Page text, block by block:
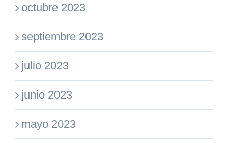
octubre 2023
septiembre 2023
julio 2023
junio 2023
mayo 2023